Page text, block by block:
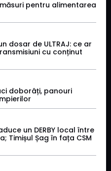
pentru alimentarea
dosar de ULTRAJ: ce ar
cu conținut
doborâți, panouri
un DERBY local între
Timișul Șag în fața CSM